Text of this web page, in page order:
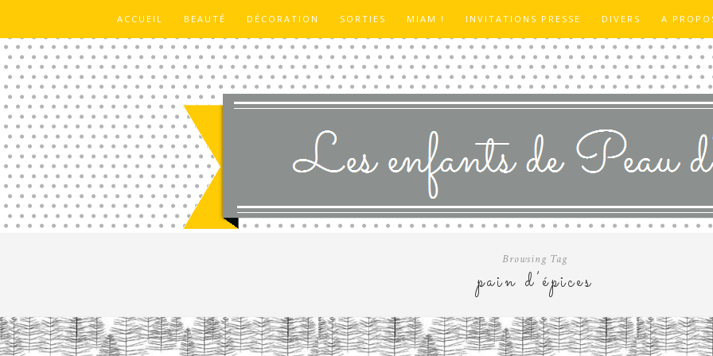
ACCUEIL BEAUTÉ DÉCORATION SORTIES MIAM ! INVITATIONS PRESSE DIVERS A
Browsing Tag
pain d’épices